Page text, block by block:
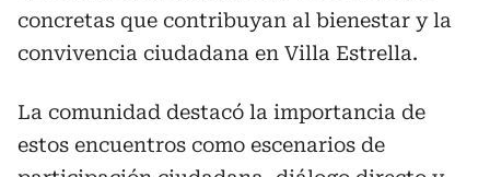
concretas que contribuyan al bienestar y la
convivencia ciudadana en Villa Estrella.
La comunidad destacó la importancia de
estos encuentros como escenarios de